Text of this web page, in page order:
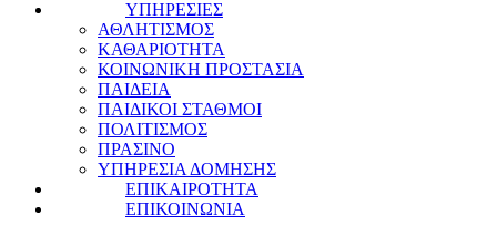
ΥΠΗΡΕΣΙΕΣ
ΑΘΛΗΤΙΣΜΟΣ
ΚΑΘΑΡΙΟΤΗΤΑ
ΚΟΙΝΩΝΙΚΗ ΠΡΟΣΤΑΣΙΑ
ΠΑΙΔΕΙΑ
ΠΑΙΔΙΚΟΙ ΣΤΑΘΜΟΙ
ΠΟΛΙΤΙΣΜΟΣ
ΠΡΑΣΙΝΟ
ΥΠΗΡΕΣΙΑ ΔΟΜΗΣΗΣ
ΕΠΙΚΑΙΡΟΤΗΤΑ
ΕΠΙΚΟΙΝΩΝΙΑ